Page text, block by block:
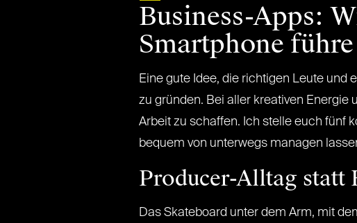
Business-Apps:
Smartphone führe
Eine gute Idee, die richtigen Leute und
zu gründen. Bei aller kreativen Energie
Arbeit zu schaffen. Ich stelle euch fünf
bequem von unterwegs managen
Producer-Alltag
Das Skateboard unter dem Arm, mit